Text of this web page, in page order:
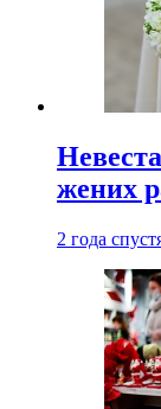
жених
2 года